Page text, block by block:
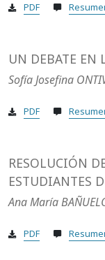
PDF
UN DEBATE EN
Sofía Josefina
PDF
RESOLUCIÓN
ESTUDIANTES
Ana María
PDF